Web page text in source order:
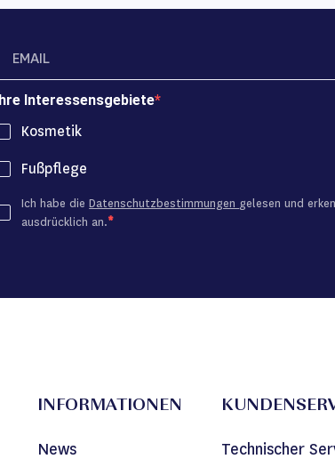
Ihre Interessensgebiete
Kosmetik
Fußpflege
Ich habe dieDatenschutzbestimmungen gelesen und
ausdrücklich an.
INFORMATIONEN
News Technischer